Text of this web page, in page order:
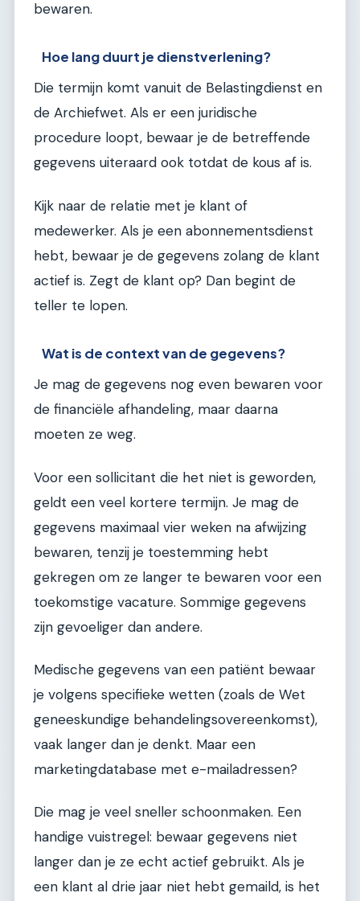
bewaren.
Hoe lang duurt je dienstverlening?
Die termijn komt vanuit de Belastingdienst en
de Archiefwet. Als er een juridische
procedure loopt, bewaar je de betreffende
gegevens uiteraard ook totdat de kous af is.
Kijk naar de relatie met je klant of
medewerker. Als je een abonnementsdienst
hebt, bewaar je de gegevens zolang de klant
actief is. Zegt de klant op? Dan begint de
teller te lopen.
Wat is de context van de gegevens?
Je mag de gegevens nog even bewaren voor
de financiële afhandeling, maar daarna
moeten ze weg.
Voor een sollicitant die het niet is geworden,
geldt een veel kortere termijn. Je mag de
gegevens maximaal vier weken na afwijzing
bewaren, tenzij je toestemming hebt
gekregen om ze langer te bewaren voor een
toekomstige vacature. Sommige gegevens
zijn gevoeliger dan andere.
Medische gegevens van een patiënt bewaar
je volgens specifieke wetten (zoals de Wet
geneeskundige behandelingsovereenkomst),
vaak langer dan je denkt. Maar een
marketingdatabase met e-mailadressen?
Die mag je veel sneller schoonmaken. Een
handige vuistregel: bewaar gegevens niet
langer dan je ze echt actief gebruikt. Als je
een klant al drie jaar niet hebt gemaild, is het